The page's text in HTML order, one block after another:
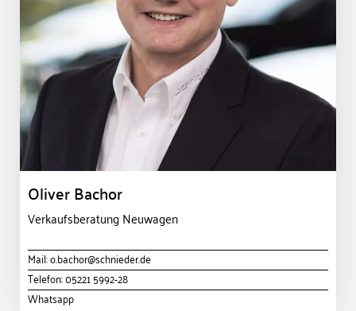
Oliver Bachor
Verkaufsberatung Neuwagen
Mail:o.bachor@schnieder.de
Telefon:05221 5992-28
Whatsapp